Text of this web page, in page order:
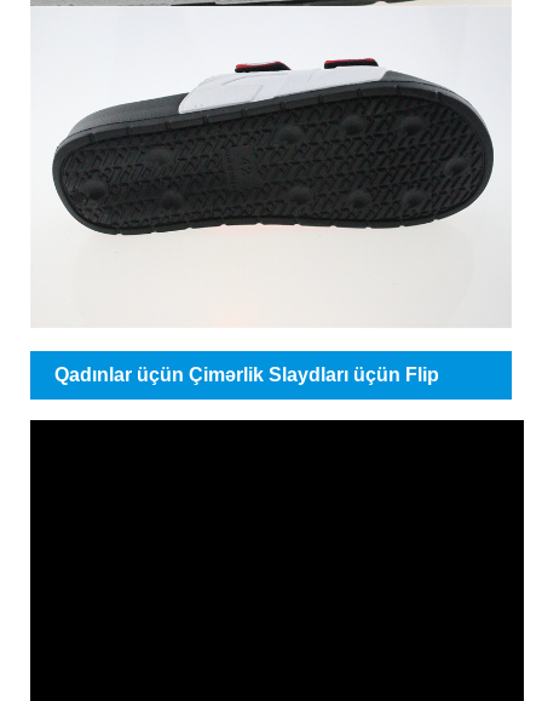
Qadınlar üçün Çimərlik Slaydları üçün Flip
Flopların Vediosu